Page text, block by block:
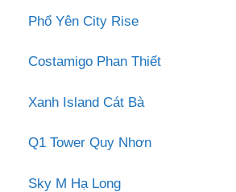
Phổ Yên City Rise
Costamigo Phan Thiết
Xanh Island Cát Bà
Q1 Tower Quy Nhơn
Sky M Hạ Long